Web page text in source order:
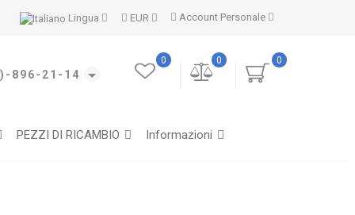
Account Personale
EUR
Lingua
896-21-14
0
0
0
PEZZI DI RICAMBIO Informazioni